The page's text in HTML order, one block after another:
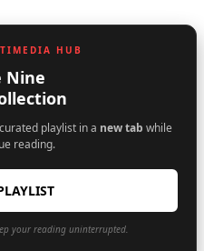
HUB
Nine
playlist in a new tab while
reading.
your reading uninterrupted.